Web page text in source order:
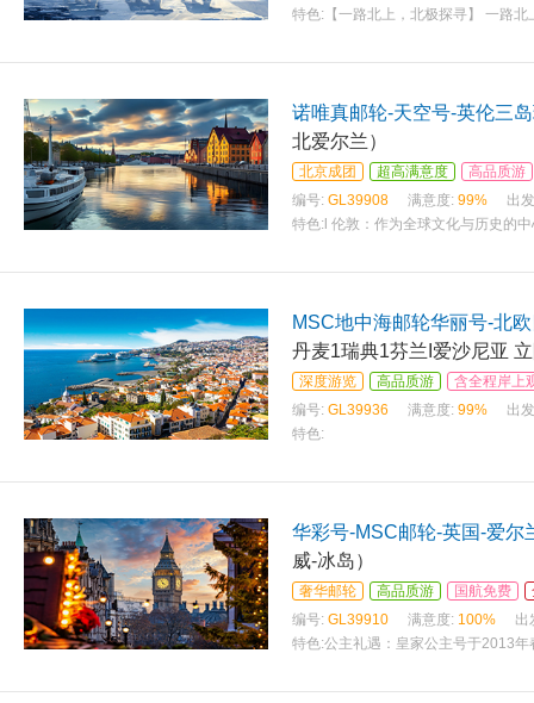
特色: 【一路北上，北极探寻】 一路
诺唯真邮轮-天空号-英伦三
北爱尔兰）
北京成团 超高满意度
高品质游
编号: GL39908 满意度: 99%
出
特色: l 伦敦：作为全球文化与历史的
MSC地中海邮轮华丽号-北
丹麦1瑞典1芬兰I爱沙尼亚
深度游览 高品质游
含全程岸上
编号: GL39936 满意度: 99%
出
特色:
华彩号-MSC邮轮-英国-爱尔
威-冰岛）
奢华邮轮 高品质游 国航免费
编号: GL39910 满意度: 100%
出
特色:公主礼遇：皇家公主号于2013